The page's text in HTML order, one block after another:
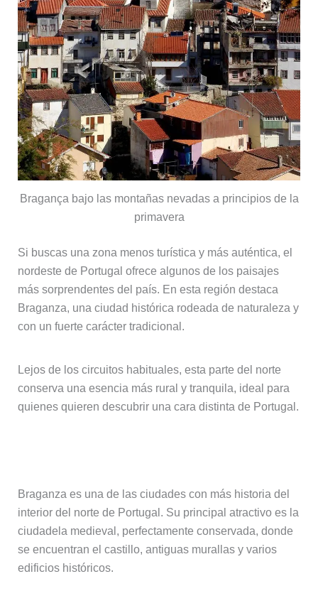
Bragança bajo las montañas nevadas a principios de la
primavera
Si buscas una zona menos turística y más auténtica, el
nordeste de Portugal ofrece algunos de los paisajes
más sorprendentes del país. En esta región destaca
Braganza, una ciudad histórica rodeada de naturaleza y
con un fuerte carácter tradicional.
Lejos de los circuitos habituales, esta parte del norte
conserva una esencia más rural y tranquila, ideal para
quienes quieren descubrir una cara distinta de Portugal.
Braganza es una de las ciudades con más historia del
interior del norte de Portugal. Su principal atractivo es la
ciudadela medieval, perfectamente conservada, donde
se encuentran el castillo, antiguas murallas y varios
edificios históricos.